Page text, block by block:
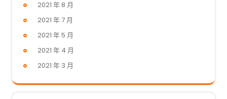
2021 年 8 月
2021 年 7 月
2021 年 5 月
2021 年 4 月
2021 年 3 月